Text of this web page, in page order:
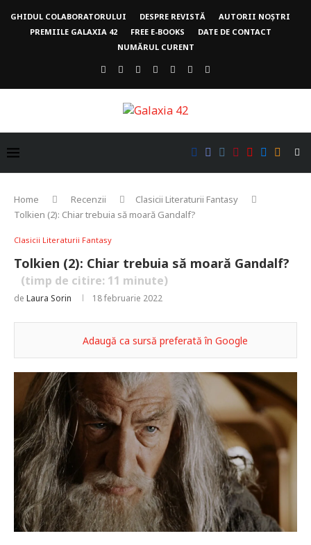
GHIDUL COLABORATORULUI DESPRE REVISTĂ
AUTORII NOȘTRI
PREMIILE GALAXIA 42
FREE E-BOOKS
DATE DE CONTACT
NUMĂRUL CURENT
Home Recenzii
Clasicii Literaturii Fantasy
Tolkien (2): Chiar trebuia să moară Gandalf?
Clasicii Literaturii Fantasy
Tolkien (2): Chiar trebuia să moară Gandalf?
(timp de citire: 11 minute)
de Laura Sorin 18 februarie 2022
Adaugă ca sursă preferată în Google